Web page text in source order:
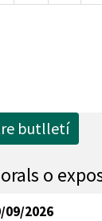
butlletí
o
09/2026